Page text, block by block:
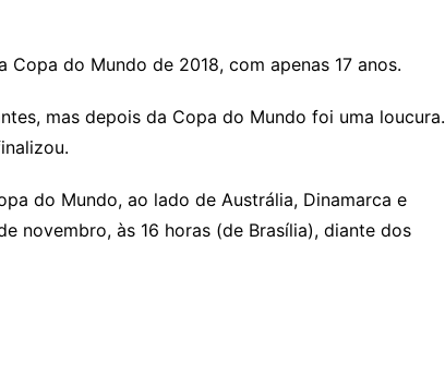
do Mundo de 2018, com apenas 17 anos.
mas depois da Copa do Mundo foi uma loucura.
do Mundo, ao lado de Austrália, Dinamarca e
novembro, às 16 horas (de Brasília), diante dos